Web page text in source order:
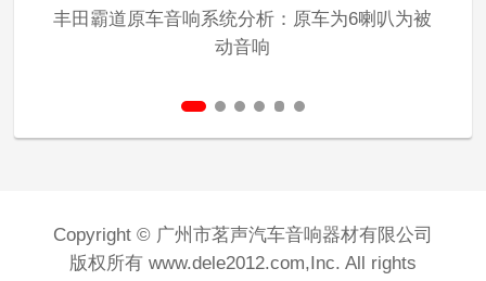
丰田霸道原车音响系统分析：原车为6喇叭为被
动音响
Copyright © 广州市茗声汽车音响器材有限公司
版权所有 www.dele2012.com,Inc. All rights